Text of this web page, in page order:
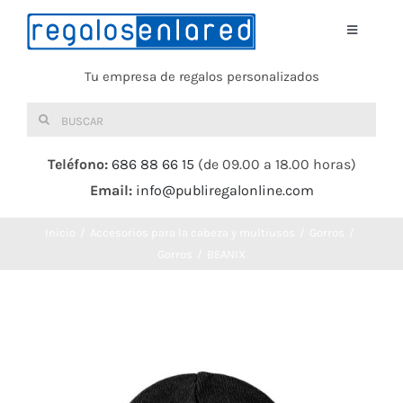
Saltar
Toggle
Tu empresa de regalos personalizados
Buscar:
Teléfono: 686 88 66 15 (de 09.00 a 18.00 horas)
Email: info@publiregalonline.com